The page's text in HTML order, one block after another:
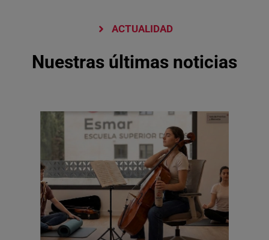
ACTUALIDAD
Nuestras últimas noticias